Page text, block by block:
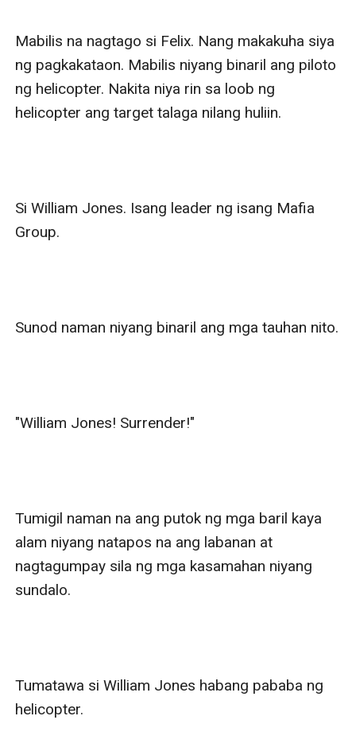
Mabilis na nagtago si Felix. Nang makakuha siya
ng pagkakataon. Mabilis niyang binaril ang piloto
ng helicopter. Nakita niya rin sa loob ng
helicopter ang target talaga nilang huliin.
Si William Jones. Isang leader ng isang Mafia
Group.
Sunod naman niyang binaril ang mga tauhan nito.
"William Jones! Surrender!"
Tumigil naman na ang putok ng mga baril kaya
alam niyang natapos na ang labanan at
nagtagumpay sila ng mga kasamahan niyang
sundalo.
Tumatawa si William Jones habang pababa ng
helicopter.